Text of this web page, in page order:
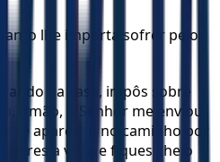
lhe importa sofrer pelo
na casa, impôs sobre
irmão, o Senhor me enviou,
te apareceu no caminho por
a vista e fiques cheio